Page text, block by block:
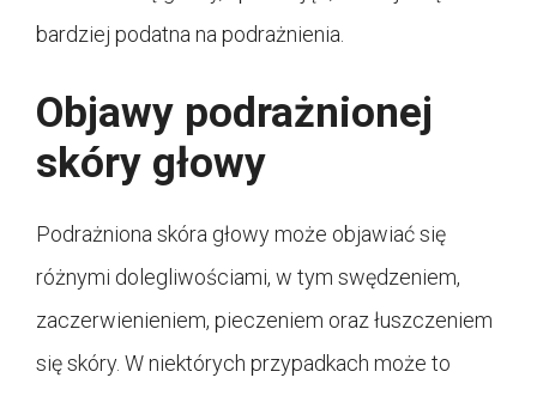
bardziej podatna na podrażnienia.
Objawy podrażnionej
skóry głowy
Podrażniona skóra głowy może objawiać się
różnymi dolegliwościami, w tym swędzeniem,
zaczerwienieniem, pieczeniem oraz łuszczeniem
się skóry. W niektórych przypadkach może to